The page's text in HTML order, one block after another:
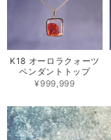
K18 オーロラクォーツ
ペンダントトップ
¥999,999